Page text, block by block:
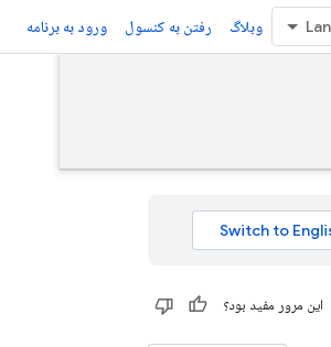
وبلاگ رفتن به کنسول ورود به برنامه
این مرور مفید بود؟